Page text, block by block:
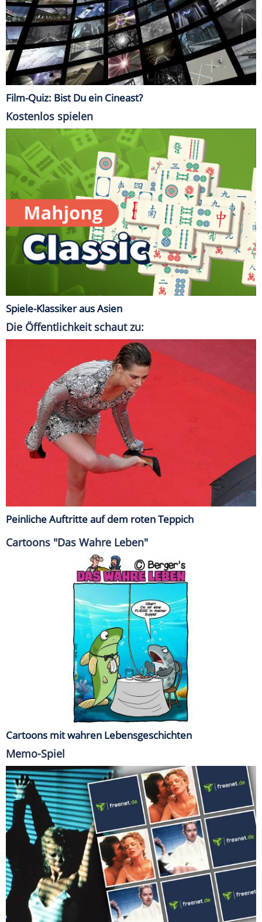
Film-Quiz: Bist Du ein Cineast?
Kostenlos spielen
Spiele-Klassiker aus Asien
Die Öffentlichkeit schaut zu:
Peinliche Auftritte auf dem roten Teppich
Cartoons "Das Wahre Leben"
Cartoons mit wahren Lebensgeschichten
Memo-Spiel